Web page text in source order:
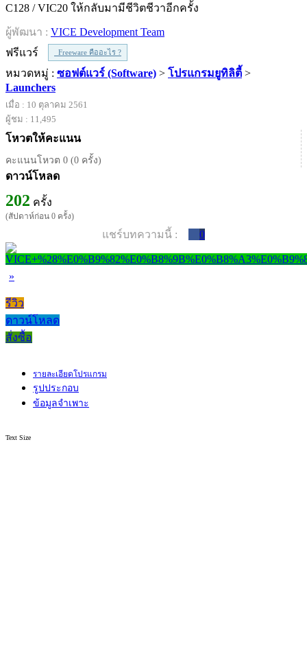
C128 / VIC20 ให้กลับมามีชีวิตชีวาอีกครั้ง
ผู้พัฒนา : VICE Development Team
ฟรีแวร์
Freeware คืออะไร ?
หมวดหมู่ : ซอฟต์แวร์ (Software) > โปรแกรมยูทิลิตี้ >
Launchers
เมื่อ : 10 ตุลาคม 2561
ผู้ชม : 11,495
โหวตให้คะแนน
คะแนนโหวต 0 (0 ครั้ง)
ดาวน์โหลด
202 ครั้ง
(สัปดาห์ก่อน 0 ครั้ง)
แชร์บทความนี้ : 0
»
รีวิว
ดาวน์โหลด
สั่งซื้อ
รายละเอียดโปรแกรม
รูปประกอบ
ข้อมูลจำเพาะ
Text Size